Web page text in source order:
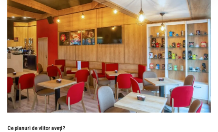
Ce planuri de viitor aveți?